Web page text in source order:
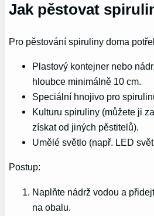
Jak pěstovat
Pro pěstování spiruliny doma
Plastový kontejner nebo
hloubce minimálně 10 cm.
Speciální hnojivo pro
Kulturu spiruliny (můžete ji
získat od jiných pěstitelů).
Umělé světlo (např. LED
Postup:
Naplňte nádrž vodou a
na obalu.